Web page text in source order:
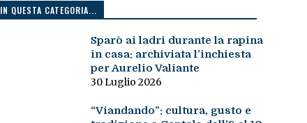
IN QUESTA CATEGORIA...
Sparò ai ladri durante la rapina
in casa: archiviata l’inchiesta
per Aurelio Valiante
30 Luglio 2026
“Viandando”: cultura, gusto e